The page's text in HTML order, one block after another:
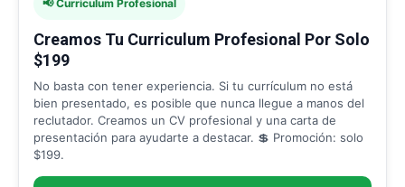
📢 Curriculum Profesional
Creamos Tu Curriculum Profesional Por Solo
$199
No basta con tener experiencia. Si tu currículum no está
bien presentado, es posible que nunca llegue a manos del
reclutador. Creamos un CV profesional y una carta de
presentación para ayudarte a destacar. 💲 Promoción: solo
$199.